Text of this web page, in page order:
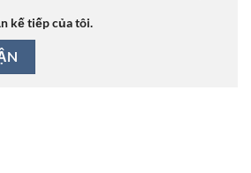
kế tiếp của tôi.